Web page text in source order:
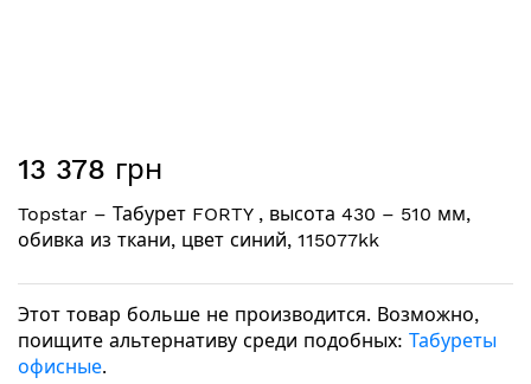
к
галереи
изображений
13 378 грн
Topstar – Табурет FORTY , высота 430 – 510 мм,
обивка из ткани, цвет синий, 115077kk
Этот товар больше не производится. Возможно,
поищите альтернативу среди подобных: Табуреты
офисные.